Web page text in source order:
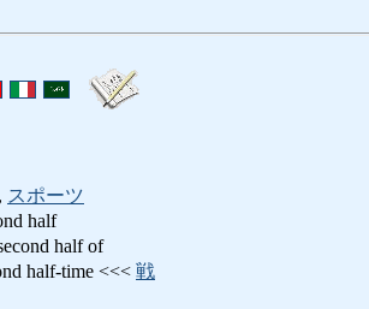
, スポーツ
half
half of
half-time <<< 戦